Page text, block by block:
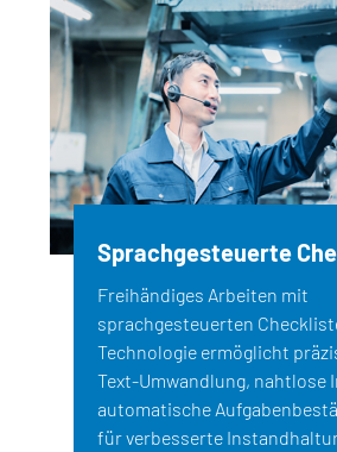
Sprachgesteuerte
Freihändiges Arbeiten mit
sprachgesteuerten
Technologie ermöglicht
Text-Umwandlung, nahtlose
automatische
für verbesserte